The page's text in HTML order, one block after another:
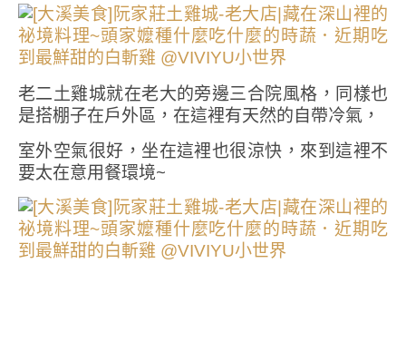
老二土雞城就在老大的旁邊三合院風格，同樣也
是搭棚子在戶外區，在這裡有天然的自帶冷氣，
室外空氣很好，坐在這裡也很涼快，來到這裡不
要太在意用餐環境~